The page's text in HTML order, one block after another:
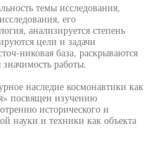
темы исследования,
его
анализируется степень
цели и задачи
никовая база, раскрываются
работы.
наследие космонавтики как
посвящен изучению
исторического и
науки и техники как объекта